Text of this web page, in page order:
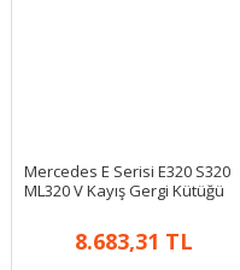
Mercedes E Serisi E320 S320
ML320 V Kayış Gergi Kütüğü
8.683,31 TL